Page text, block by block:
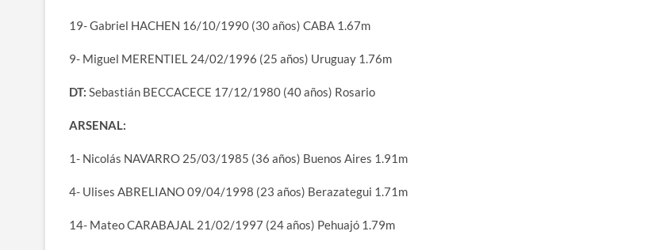
19- Gabriel HACHEN 16/10/1990 (30 años) CABA 1.67m
9- Miguel MERENTIEL 24/02/1996 (25 años) Uruguay 1.76m
DT: Sebastián BECCACECE 17/12/1980 (40 años) Rosario
ARSENAL:
1- Nicolás NAVARRO 25/03/1985 (36 años) Buenos Aires 1.91m
4- Ulises ABRELIANO 09/04/1998 (23 años) Berazategui 1.71m
14- Mateo CARABAJAL 21/02/1997 (24 años) Pehuajó 1.79m